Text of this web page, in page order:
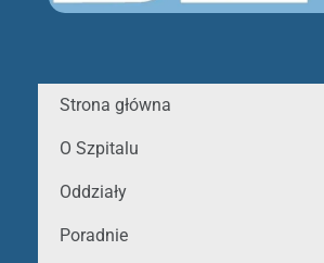
Strona główna
O Szpitalu
Oddziały
Poradnie